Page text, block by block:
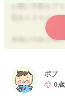
む食品量となっ
→１５ｇ程度が
よろしくお願いし
お粥に芋類をプ
題ありません。
果物は甘味も強
るリスクもあり
すので、それ以
粉末の高野豆腐で
ボブ
0